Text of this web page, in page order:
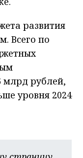
развития
Всего по
млрд рублей,
уровня 2024